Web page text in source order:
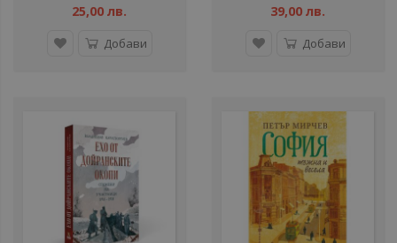
25,00 лв.
Добави
39,00 лв.
Добави